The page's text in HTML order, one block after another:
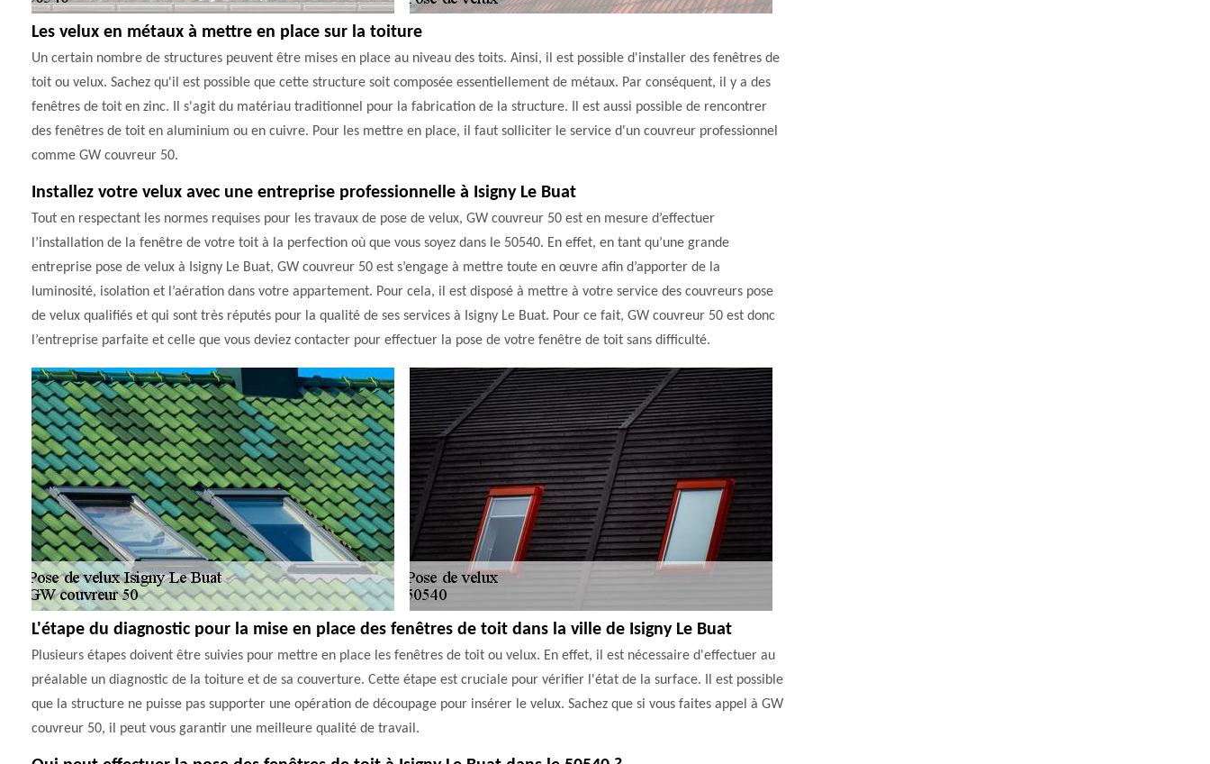
Les velux en métaux à mettre en place sur la toiture
Un certain nombre de structures peuvent être mises en place au niveau des toits. Ainsi, il est possible d'installer des fenêtres de
toit ou velux. Sachez qu'il est possible que cette structure soit composée essentiellement de métaux. Par conséquent, il y a des
fenêtres de toit en zinc. Il s'agit du matériau traditionnel pour la fabrication de la structure. Il est aussi possible de rencontrer
des fenêtres de toit en aluminium ou en cuivre. Pour les mettre en place, il faut solliciter le service d'un couvreur professionnel
comme GW couvreur 50.
Installez votre velux avec une entreprise professionnelle à Isigny Le Buat
Tout en respectant les normes requises pour les travaux de pose de velux, GW couvreur 50 est en mesure d’effectuer
l’installation de la fenêtre de votre toit à la perfection où que vous soyez dans le 50540. En effet, en tant qu’une grande
entreprise pose de velux à Isigny Le Buat, GW couvreur 50 est s’engage à mettre toute en œuvre afin d’apporter de la
luminosité, isolation et l’aération dans votre appartement. Pour cela, il est disposé à mettre à votre service des couvreurs pose
de velux qualifiés et qui sont très réputés pour la qualité de ses services à Isigny Le Buat. Pour ce fait, GW couvreur 50 est donc
l’entreprise parfaite et celle que vous deviez contacter pour effectuer la pose de votre fenêtre de toit sans difficulté.
L'étape du diagnostic pour la mise en place des fenêtres de toit dans la ville de Isigny Le Buat
Plusieurs étapes doivent être suivies pour mettre en place les fenêtres de toit ou velux. En effet, il est nécessaire d'effectuer au
préalable un diagnostic de la toiture et de sa couverture. Cette étape est cruciale pour vérifier l'état de la surface. Il est possible
que la structure ne puisse pas supporter une opération de découpage pour insérer le velux. Sachez que si vous faites appel à GW
couvreur 50, il peut vous garantir une meilleure qualité de travail.